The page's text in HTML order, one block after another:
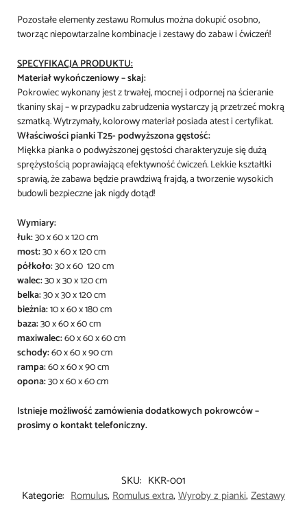
Pozostałe elementy zestawu Romulus można dokupić osobno,
tworząc niepowtarzalne kombinacje i zestawy do zabaw i ćwiczeń!
SPECYFIKACJA PRODUKTU:
Materiał wykończeniowy – skaj:
Pokrowiec wykonany jest z trwałej, mocnej i odpornej na ścieranie
tkaniny skaj – w przypadku zabrudzenia wystarczy ją przetrzeć mokrą
szmatką. Wytrzymały, kolorowy materiał posiada atest i certyfikat.
Właściwości pianki T25- podwyższona gęstość:
Miękka pianka o podwyższonej gęstości charakteryzuje się dużą
sprężystością poprawiającą efektywność ćwiczeń. Lekkie kształtki
sprawią, że zabawa będzie prawdziwą frajdą, a tworzenie wysokich
budowli bezpieczne jak nigdy dotąd!
Wymiary:
łuk:30 x 60 x 120 cm
most:30 x 60 x 120 cm
półkoło:30 x 60 120 cm
walec:30 x 30 x 120 cm
belka:30 x 30 x 120 cm
bieżnia:10 x 60 x 180 cm
baza:30 x 60 x 60 cm
maxiwalec:60 x 60 x 60 cm
schody:60 x 60 x 90 cm
rampa:60 x 60 x 90 cm
opona:30 x 60 x 60 cm
Istnieje możliwość zamówienia dodatkowych pokrowców –
prosimy o kontakt telefoniczny.
SKU: KKR-001
Kategorie: Romulus, Romulus extra, Wyroby z pianki, Zestawy